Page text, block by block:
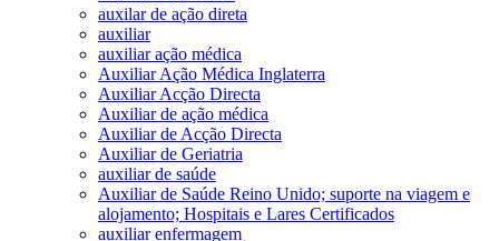
auxilar de ação direta
auxiliar
auxiliar ação médica
Auxiliar Ação Médica Inglaterra
Auxiliar Acção Directa
Auxiliar de ação médica
Auxiliar de Acção Directa
Auxiliar de Geriatria
auxiliar de saúde
Auxiliar de Saúde Reino Unido; suporte na viagem e
alojamento; Hospitais e Lares Certificados
auxiliar enfermagem